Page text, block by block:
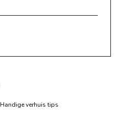
Handige verhuis tips